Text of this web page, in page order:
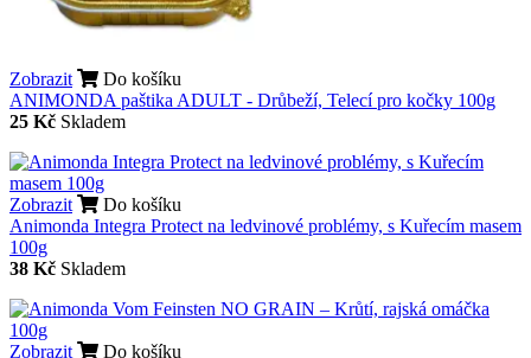
Zobrazit
Do košíku
ANIMONDA paštika ADULT - Drůbeží, Telecí pro kočky 100g
25 Kč Skladem
Zobrazit
Do košíku
Animonda Integra Protect na ledvinové problémy, s Kuřecím masem
100g
38 Kč Skladem
Zobrazit
Do košíku